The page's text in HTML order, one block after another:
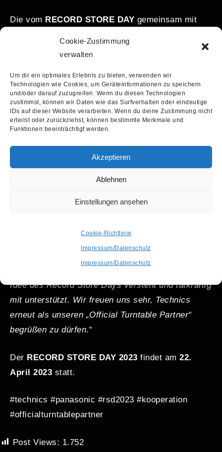
Cookie-Zustimmung
verwalten
Um dir ein optimales Erlebnis zu bieten, verwenden wir
Technologien wie Cookies, um Geräteinformationen zu speichern
und/oder darauf zuzugreifen. Wenn du diesen Technologien
zustimmst, können wir Daten wie das Surfverhalten oder eindeutige
IDs auf dieser Website verarbeiten. Wenn du deine Zustimmung nicht
erteilst oder zurückziehst, können bestimmte Merkmale und
Funktionen beeinträchtigt werden.
Akzeptieren
Ablehnen
Einstellungen ansehen
Cookie-Richtlinie
Impressum/Datenschutz
Impressum/Datenschutz
Die vom RECORD STORE DAY gemeinsam mit
virtuelle Reise durch die Welt der Plattenläden und
großer Beliebtheit – und hält auch in diesem Jahr
eingroßes Highlightbereit: AlsHauptpreise
TECHNICSdrei hochwertigeNetzwerkplayer SA-
C600im Gesamtwert von fast3.000 Eurozur
„Mit Technics haben wir in den vergangenen drei
Jahren eine tolle Partnerschaft aufgebaut, die auch
Idee des Record Store Days versteht und tatkräftig
mit unterstützt. Wir freuen uns sehr, Technics
erneut als unseren „Official Turntable Partner“
begrüßen zu dürfen.“
Der RECORD STORE DAY 2023 findet am 22.
April 2023 statt.
#technics #panasonic #rsd2023 #kooperation
#officialturntablepartner
Post Views: 1.752